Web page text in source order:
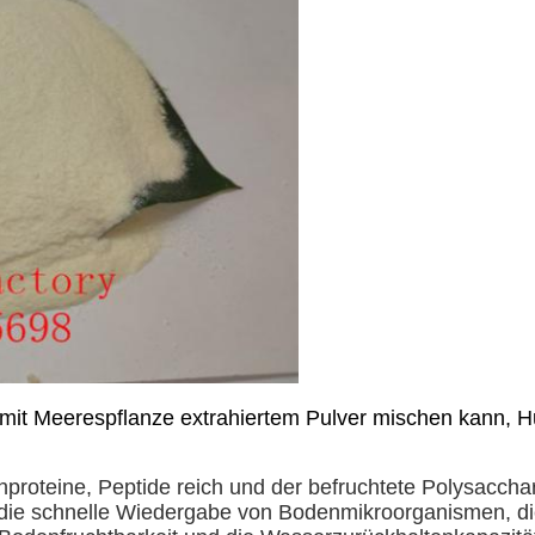
Meerespflanze extrahiertem Pulver mischen kann,
Peptide reich und der befruchtete
schnelle Wiedergabe von Bodenmikroorganismen,